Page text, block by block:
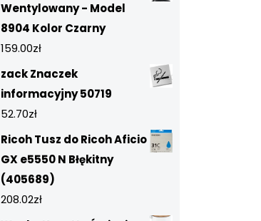
Wentylowany - Model
8904 Kolor Czarny
159.00zł
zack Znaczek
informacyjny 50719
52.70zł
Ricoh Tusz do Ricoh Aficio
GX e5550 N Błękitny
(405689)
208.02zł